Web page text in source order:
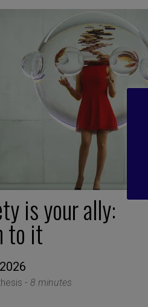
is your ally:
to it
- 8 minutes